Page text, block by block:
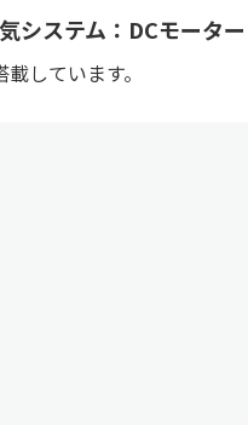
システム：DCモーター
しています。